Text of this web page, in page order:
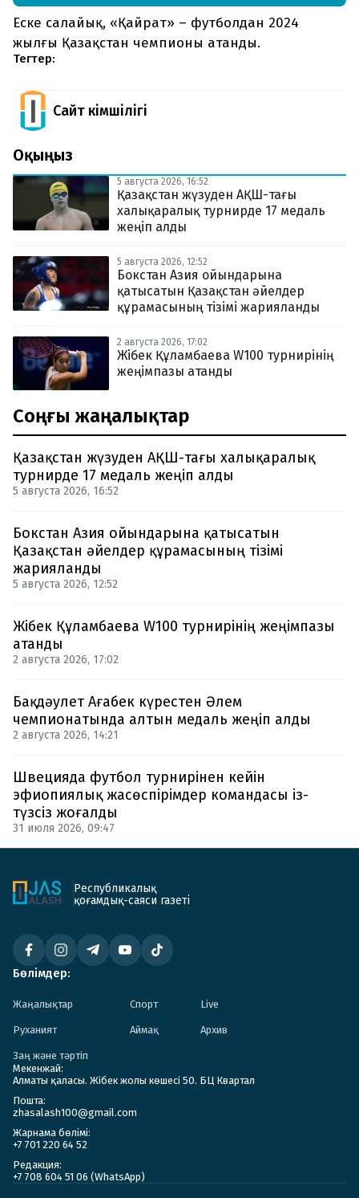
Еске салайық, «Қайрат» – футболдан 2024
жылғы Қазақстан чемпионы атанды.
Тегтер:
Сайт Әкімшілігі
Оқыңыз
5 августа 2026, 16:52
Қазақстан жүзуден АҚШ-тағы
халықаралық турнирде 17 медаль
жеңіп алды
5 августа 2026, 12:52
Бокстан Азия ойындарына
қатысатын Қазақстан әйелдер
құрамасының тізімі жарияланды
2 августа 2026, 17:02
Жібек Құламбаева W100 турнирінің
жеңімпазы атанды
Соңғы жаңалықтар
Қазақстан жүзуден АҚШ-тағы халықаралық
турнирде 17 медаль жеңіп алды
5 августа 2026, 16:52
Бокстан Азия ойындарына қатысатын
Қазақстан әйелдер құрамасының тізімі
жарияланды
5 августа 2026, 12:52
Жібек Құламбаева W100 турнирінің жеңімпазы
атанды
2 августа 2026, 17:02
Бақдәулет Ағабек күрестен Әлем
чемпионатында алтын медаль жеңіп алды
2 августа 2026, 14:21
Швецияда футбол турнирінен кейін
эфиопиялық жасөспірімдер командасы із-
түзсіз жоғалды
31 июля 2026, 09:47
Республикалық
қоғамдық-саяси газеті
Бөлімдер:
Жаңалықтар Спорт Live
Руханият Аймақ Архив
Заң және тәртіп
Мекенжай:
Алматы қаласы. Жібек жолы көшесі 50. БЦ Квартал
Пошта:
zhasalash100@gmail.com
Жарнама бөлімі:
+7 701 220 64 52
Редакция:
+7 708 604 51 06 (WhatsApp)